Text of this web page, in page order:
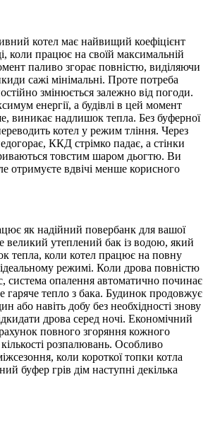
котел має найвищий коефіцієнт
коли працює на своїй максимальній
паливо згорає повністю, виділяючи
сажі мінімальні. Проте потреба
змінюється залежно від погоди.
енергії, а будівлі в цей момент
виникає надлишок тепла. Без буферної
котел у режим тління. Через
ККД стрімко падає, а стінки
товстим шаром дьогтю. Ви
отримуєте вдвічі менше корисного
як надійний повербанк для вашої
великий утеплений бак із водою, який
тепла, коли котел працює на повну
режимі. Коли дрова повністю
система опалення автоматично починає
гаряче тепло з бака. Будинок продовжує
або навіть добу без необхідності знову
дрова серед ночі. Економічний
повного згоряння кожного
розпалювань. Особливо
коли короткої топки котла
буфер грів дім наступні декілька